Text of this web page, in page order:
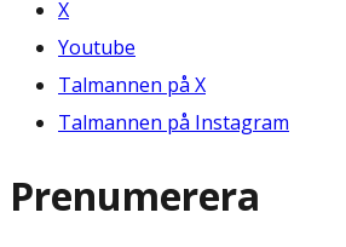
X
Youtube
Talmannen på X
Talmannen på Instagram
Prenumerera